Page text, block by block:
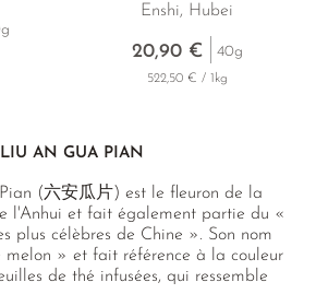
Enshi, Hubei
20,90 € 40g
522,50 € / 1kg
LIU AN GUA PIAN
(六安瓜片) est le fleuron de la
l'Anhui et fait également partie du «
plus célèbres de Chine ». Son nom
melon » et fait référence à la couleur
de thé infusées, qui ressemble